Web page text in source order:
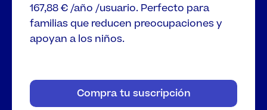
167,88 € /año /usuario. Perfecto para
familias que reducen preocupaciones y
apoyan a los niños.
Compra tu suscripción